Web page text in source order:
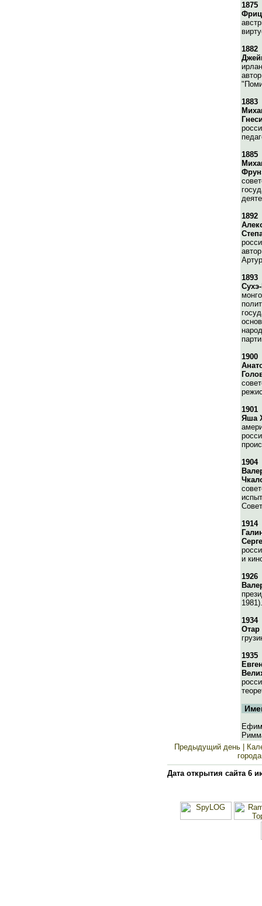
1875
Фриц
1882
1883
1885
1892
1893
1900
1901
Яша
1904
1914
и
1926
1981).
1934
Отар
1935
Предыдущий день
|
Дата открытия сайта 6